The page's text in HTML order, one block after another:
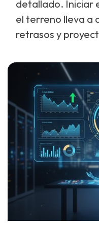
Warm
presupuesto
detallado. Iniciar
el terreno lleva a
retrasos y
descubrimiento
No es una
primera etapa de
expedición a la
cloud trabajan
de TI para
terreno" y:
Realizar el
Analizamos a
aplicaciones